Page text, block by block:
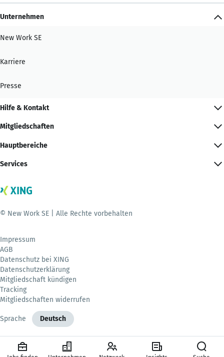
Unternehmen
New Work SE
Karriere
Presse
Hilfe & Kontakt
Mitgliedschaften
Hauptbereiche
Services
© New Work SE | Alle Rechte vorbehalten
Impressum
AGB
Datenschutz bei XING
Datenschutzerklärung
Mitgliedschaft kündigen
Tracking
Mitgliedschaften widerrufen
Sprache Deutsch